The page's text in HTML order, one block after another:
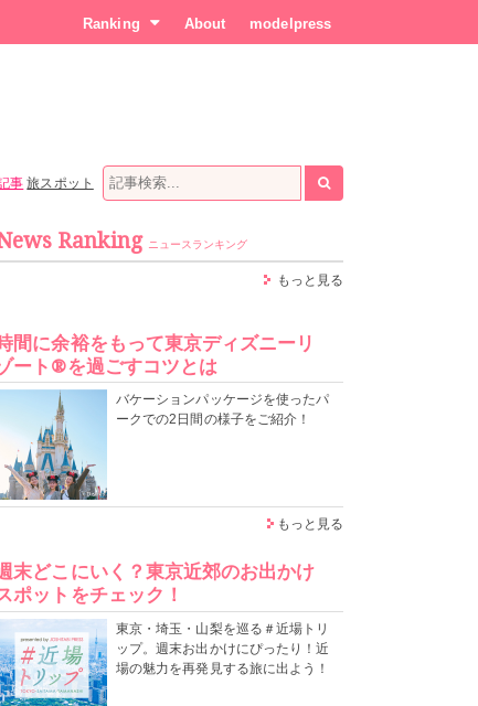
Ranking About modelpress
事 旅スポット
Ranking ニュースランキング
もっと見る
間に余裕をもって東京ディズニーリ
ート®を過ごすコツとは
バケーションパッケージを使ったパ
ークでの2日間の様子をご紹介！
もっと見る
末どこにいく？東京近郊のお出かけ
ポットをチェック！
東京・埼玉・山梨を巡る＃近場トリ
ップ。週末お出かけにぴったり！近
場の魅力を再発見する旅に出よう！